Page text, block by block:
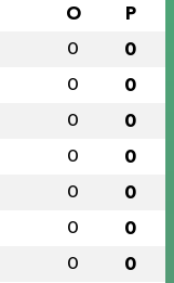
O P
0 0
0 0
0 0
0 0
0 0
0 0
0 0